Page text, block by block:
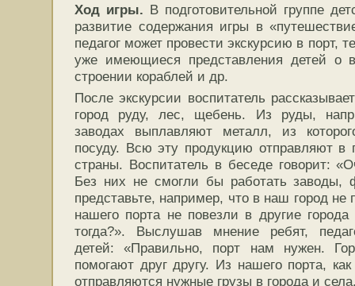
Ход игры. В подготовительной группе
развитие содержания игры в
педагог может провести экскурсию в порт,
уже имеющиеся представления детей о
строении кораблей и др.
После экскурсии воспитатель
город руду, лес, щебень. Из руды,
заводах выплавляют металл, из
посуду. Всю эту продукцию отправляют в
страны. Воспитатель в беседе говорит:
Без них не смогли бы работать заводы,
представьте, например, что в наш город
нашего порта не повезли в другие
тогда?». Выслушав мнение ребят,
детей: «Правильно, порт нам нужен.
помогают друг другу. Из нашего порта,
отправляются нужные грузы в города и